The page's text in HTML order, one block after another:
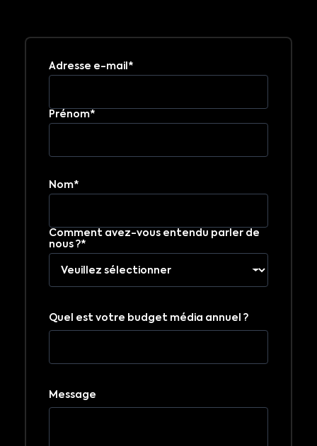
Adresse e-mail*
Prénom*
Nom*
Comment avez-vous entendu parler de
nous ?*
Quel est votre budget média annuel ?
Message